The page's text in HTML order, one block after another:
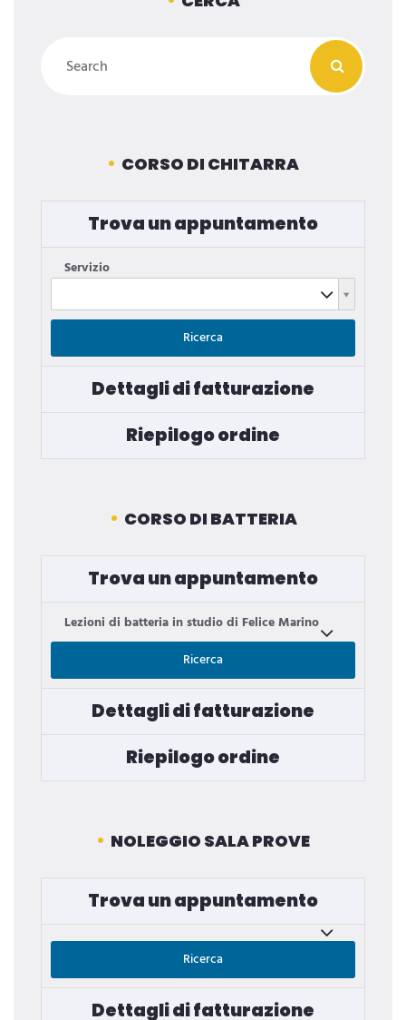
CORSO DI CHITARRA
Trova un appuntamento
Servizio
Ricerca
Dettagli di fatturazione
Riepilogo ordine
CORSO DI BATTERIA
Trova un appuntamento
Lezioni di batteria in studio di Felice Marino
Ricerca
Dettagli di fatturazione
Riepilogo ordine
NOLEGGIO SALA PROVE
Trova un appuntamento
Ricerca
Dettagli di fatturazione